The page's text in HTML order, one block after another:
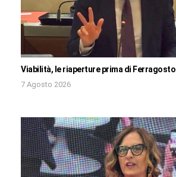
Viabilità, le riaperture prima di Ferragosto
7 Agosto 2026